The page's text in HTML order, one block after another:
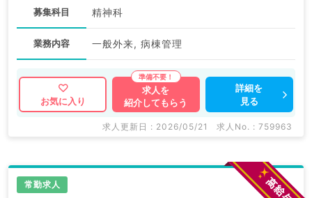
募集科目 精神科
業務内容 一般外来, 病棟管理
お気に入り
求人を
紹介してもらう
詳細を
見る
求人更新日 : 2026/05/21 求人No. : 759963
常勤求人